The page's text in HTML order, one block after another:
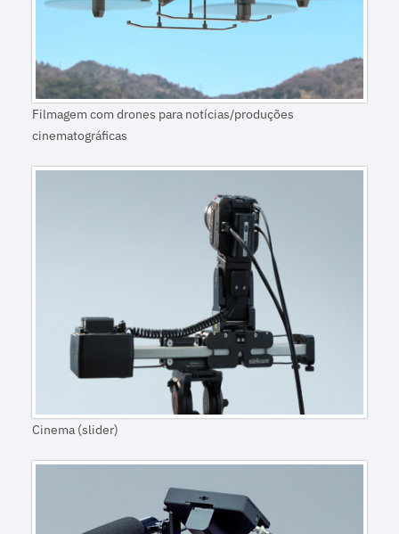
Filmagem com drones para notícias/produções
cinematográficas
Cinema (slider)